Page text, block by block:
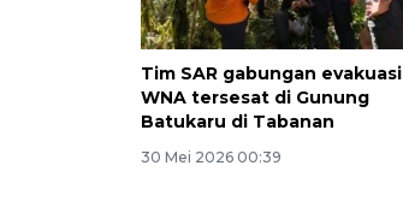
Tim SAR gabungan evakuasi
WNA tersesat di Gunung
Batukaru di Tabanan
30 Mei 2026 00:39